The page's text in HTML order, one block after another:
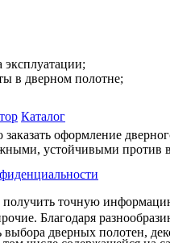
в дверном полотне;
оформление
устойчивыми против
Благодаря
выбора дверных полотен,
Каталог
точную